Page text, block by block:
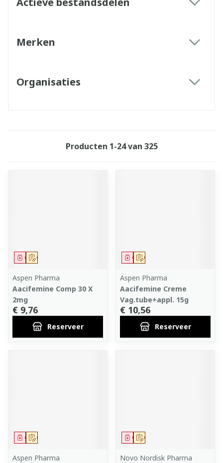
Merken
Organisaties
Producten 1-24van 325
Op voorschrift
Geneesmiddel
Aspen Pharma
Aacifemine Comp 30 X
2mg
€ 9,76
Reserveer
Op voorschrift
Geneesmiddel
Aspen Pharma
Aacifemine Creme
Vag.tube+appl. 15g
€ 10,56
Reserveer
Op voorschrift
Geneesmiddel
Aspen Pharma
Op voorschrift
Geneesmiddel
Novo Nordisk Pharma